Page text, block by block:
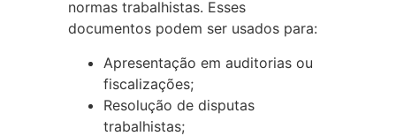
normas trabalhistas. Esses
documentos podem ser usados para:
Apresentação em auditorias ou
fiscalizações;
Resolução de disputas
trabalhistas;